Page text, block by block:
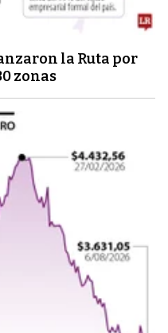
la Ruta por
zonas